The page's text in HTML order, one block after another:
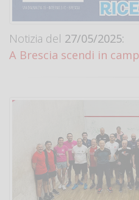
Notizia del 27/05/2025:
A Brescia scendi in